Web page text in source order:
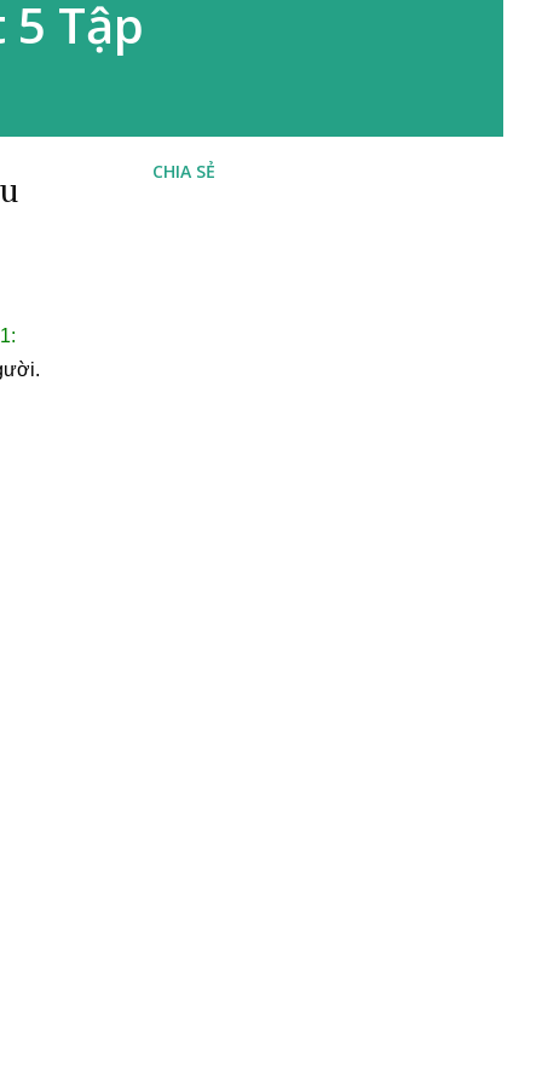
Tập
CHIA SẺ